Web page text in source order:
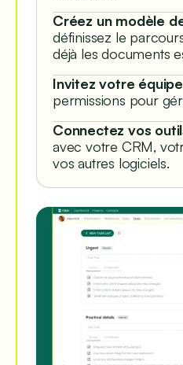
Créez un modèle
définissez le
déjà les documents
Invitez votre
permissions pour
Connectez vos
avec votre CRM,
vos autres logiciels.